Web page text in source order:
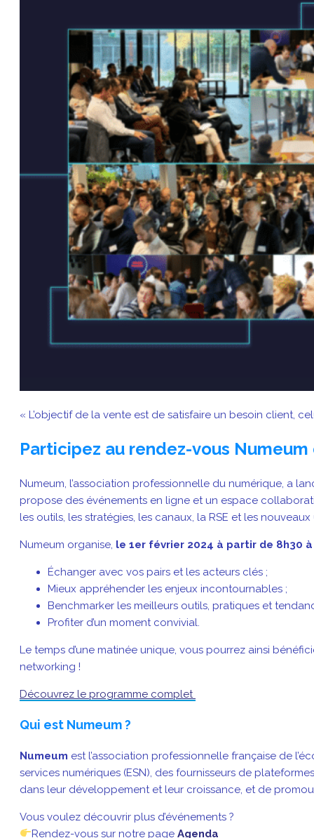
« L’objectif de la vente est de satisfaire un besoin client,
Participez au rendez-vous
Numeum, l’association professionnelle du numérique, a
propose des événements en ligne et un espace
les outils, les stratégies, les canaux, la RSE et les
Numeum organise, le 1er février 2024 à partir de 8h30
Échanger avec vos pairs et les acteurs clés ;
Mieux appréhender les enjeux incontournables ;
Benchmarker les meilleurs outils, pratiques et
Profiter d’un moment convivial.
Le temps d’une matinée unique, vous pourrez ainsi
networking !
Découvrez le programme complet
Qui est Numeum ?
Numeum est l’association professionnelle française de
services numériques (ESN), des fournisseurs de
dans leur développement et leur croissance, et de
Vous voulez découvrir plus d’événements ?
Rendez-vous sur notre pageAgenda